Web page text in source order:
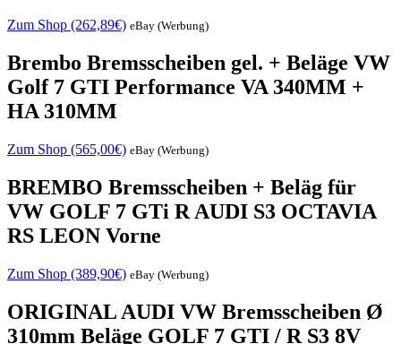
Zum Shop (262,89€) eBay (Werbung)
Brembo Bremsscheiben gel. + Beläge VW
Golf 7 GTI Performance VA 340MM +
HA 310MM
Zum Shop (565,00€) eBay (Werbung)
BREMBO Bremsscheiben + Beläg für
VW GOLF 7 GTi R AUDI S3 OCTAVIA
RS LEON Vorne
Zum Shop (389,90€) eBay (Werbung)
ORIGINAL AUDI VW Bremsscheiben Ø
310mm Beläge GOLF 7 GTI / R S3 8V